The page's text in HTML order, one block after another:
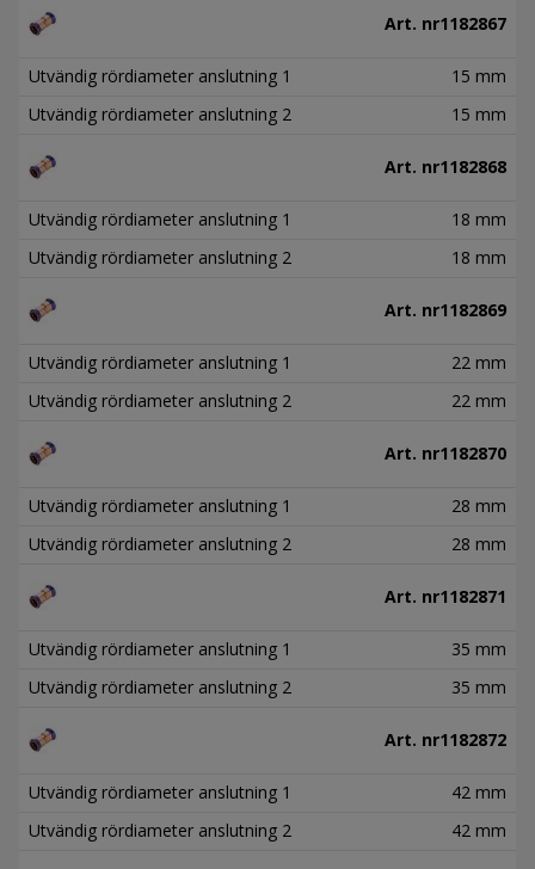
Art. nr1182867
Utvändig rördiameter anslutning 1
15 mm
Utvändig rördiameter anslutning 2
15 mm
Art. nr1182868
Utvändig rördiameter anslutning 1
18 mm
Utvändig rördiameter anslutning 2
18 mm
Art. nr1182869
Utvändig rördiameter anslutning 1
22 mm
Utvändig rördiameter anslutning 2
22 mm
Art. nr1182870
Utvändig rördiameter anslutning 1
28 mm
Utvändig rördiameter anslutning 2
28 mm
Art. nr1182871
Utvändig rördiameter anslutning 1
35 mm
Utvändig rördiameter anslutning 2
35 mm
Art. nr1182872
Utvändig rördiameter anslutning 1
42 mm
Utvändig rördiameter anslutning 2
42 mm